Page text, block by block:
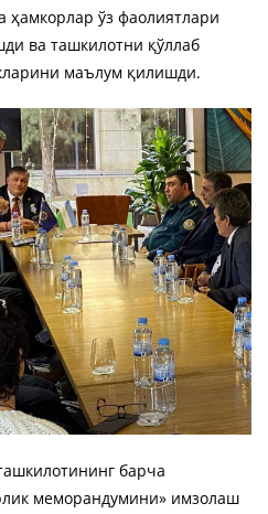
ўз фаолиятлари
ва ташкилотни қўллаб
маълум қилишди.
барча
меморандумини» имзолаш